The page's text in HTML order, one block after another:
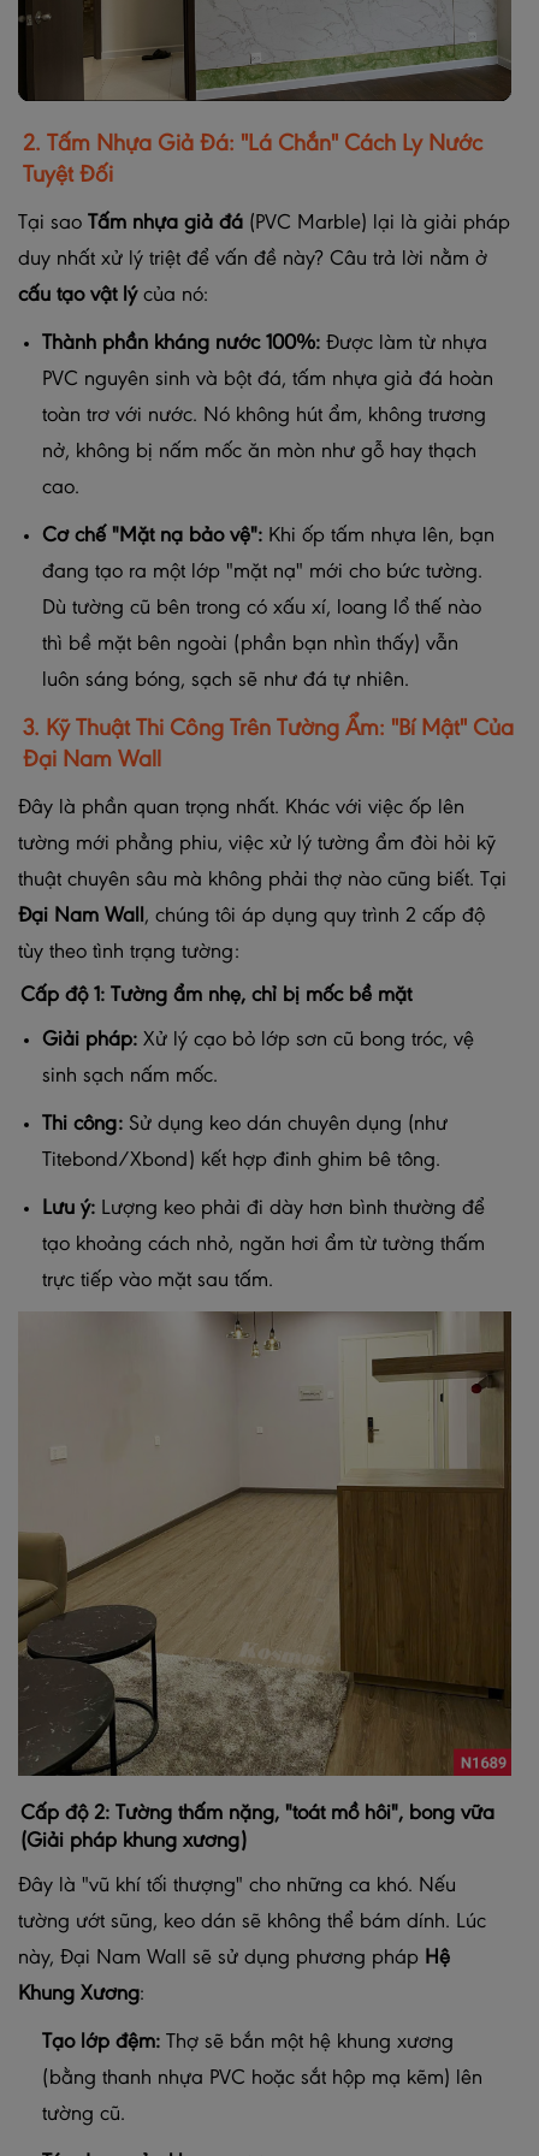
2. Tấm Nhựa Giả Đá: "Lá Chắn" Cách Ly Nước
Tuyệt Đối
Tại sao Tấm nhựa giả đá (PVC Marble) lại là giải pháp
duy nhất xử lý triệt để vấn đề này? Câu trả lời nằm ở
cấu tạo vật lýcủa nó:
Thành phần kháng nước 100%: Được làm từ nhựa
PVC nguyên sinh và bột đá, tấm nhựa giả đá hoàn
toàn trơ với nước. Nó không hút ẩm, không trương
nở, không bị nấm mốc ăn mòn như gỗ hay thạch
cao.
Cơ chế "Mặt nạ bảo vệ": Khi ốp tấm nhựa lên, bạn
đang tạo ra một lớp "mặt nạ" mới cho bức tường.
Dù tường cũ bên trong có xấu xí, loang lổ thế nào
thì bề mặt bên ngoài (phần bạn nhìn thấy) vẫn
luôn sáng bóng, sạch sẽ như đá tự nhiên.
3. Kỹ Thuật Thi Công Trên Tường Ẩm: "Bí Mật" Của
Đại Nam Wall
Đây là phần quan trọng nhất. Khác với việc ốp lên
tường mới phẳng phiu, việc xử lý tường ẩm đòi hỏi kỹ
thuật chuyên sâu mà không phải thợ nào cũng biết. Tại
Đại Nam Wall, chúng tôi áp dụng quy trình 2 cấp độ
tùy theo tình trạng tường:
Cấp độ 1: Tường ẩm nhẹ, chỉ bị mốc bề mặt
Giải pháp: Xử lý cạo bỏ lớp sơn cũ bong tróc, vệ
sinh sạch nấm mốc.
Thi công: Sử dụng keo dán chuyên dụng (như
Titebond/Xbond) kết hợp đinh ghim bê tông.
Lưu ý: Lượng keo phải đi dày hơn bình thường để
tạo khoảng cách nhỏ, ngăn hơi ẩm từ tường thấm
trực tiếp vào mặt sau tấm.
Cấp độ 2: Tường thấm nặng, "toát mồ hôi", bong vữa
(Giải pháp khung xương)
Đây là "vũ khí tối thượng" cho những ca khó. Nếu
tường ướt sũng, keo dán sẽ không thể bám dính. Lúc
này, Đại Nam Wall sẽ sử dụng phương pháp Hệ
Khung Xương:
Tạo lớp đệm: Thợ sẽ bắn một hệ khung xương
(bằng thanh nhựa PVC hoặc sắt hộp mạ kẽm) lên
tường cũ.